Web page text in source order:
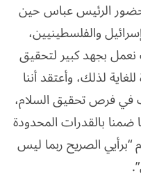
الرئيس عباس حين
والفلسطينيين،
بجهد كبير لتحقيق
لذلك، وأعتقد أننا
في فرص تحقيق السلام،
ضمنا بالقدرات المحدودة
الصريح ربما ليس